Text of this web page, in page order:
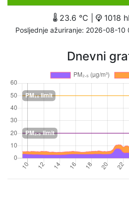
23.6 °C | 1018
Posljednje ažuriranje: 2026-08-10
Dnevni